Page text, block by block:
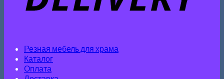
Резная мебель для храма
Каталог
Оплата